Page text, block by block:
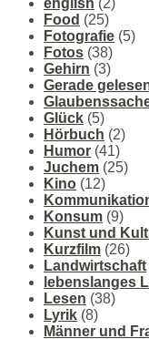
english (2)
Food (25)
Fotografie (5)
Fotos (38)
Gehirn (3)
Gerade
Glück (5)
Hörbuch (2)
Humor (41)
Juchem (25)
Kino (12)
Konsum (9)
Kunst und
Kurzfilm (26)
Landwirtschaft
lebenslanges
Lesen (38)
Lyrik (8)
Männer und